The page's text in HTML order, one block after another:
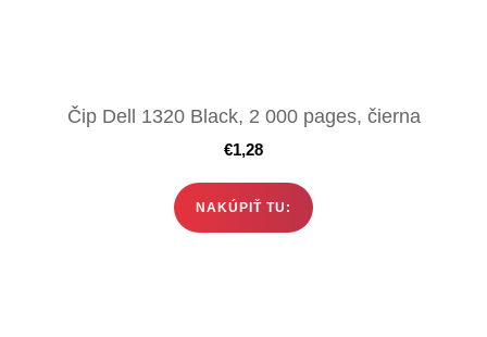
Čip Dell 1320 Black, 2 000 pages, čierna
€1,28
NAKÚPIŤ TU: